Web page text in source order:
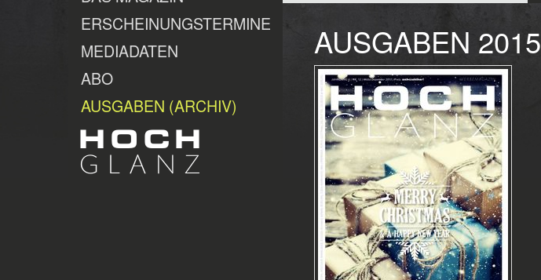
ERSCHEINUNGSTERMINE
MEDIADATEN
ABO
AUSGABEN (ARCHIV)
AUSGABEN 2015